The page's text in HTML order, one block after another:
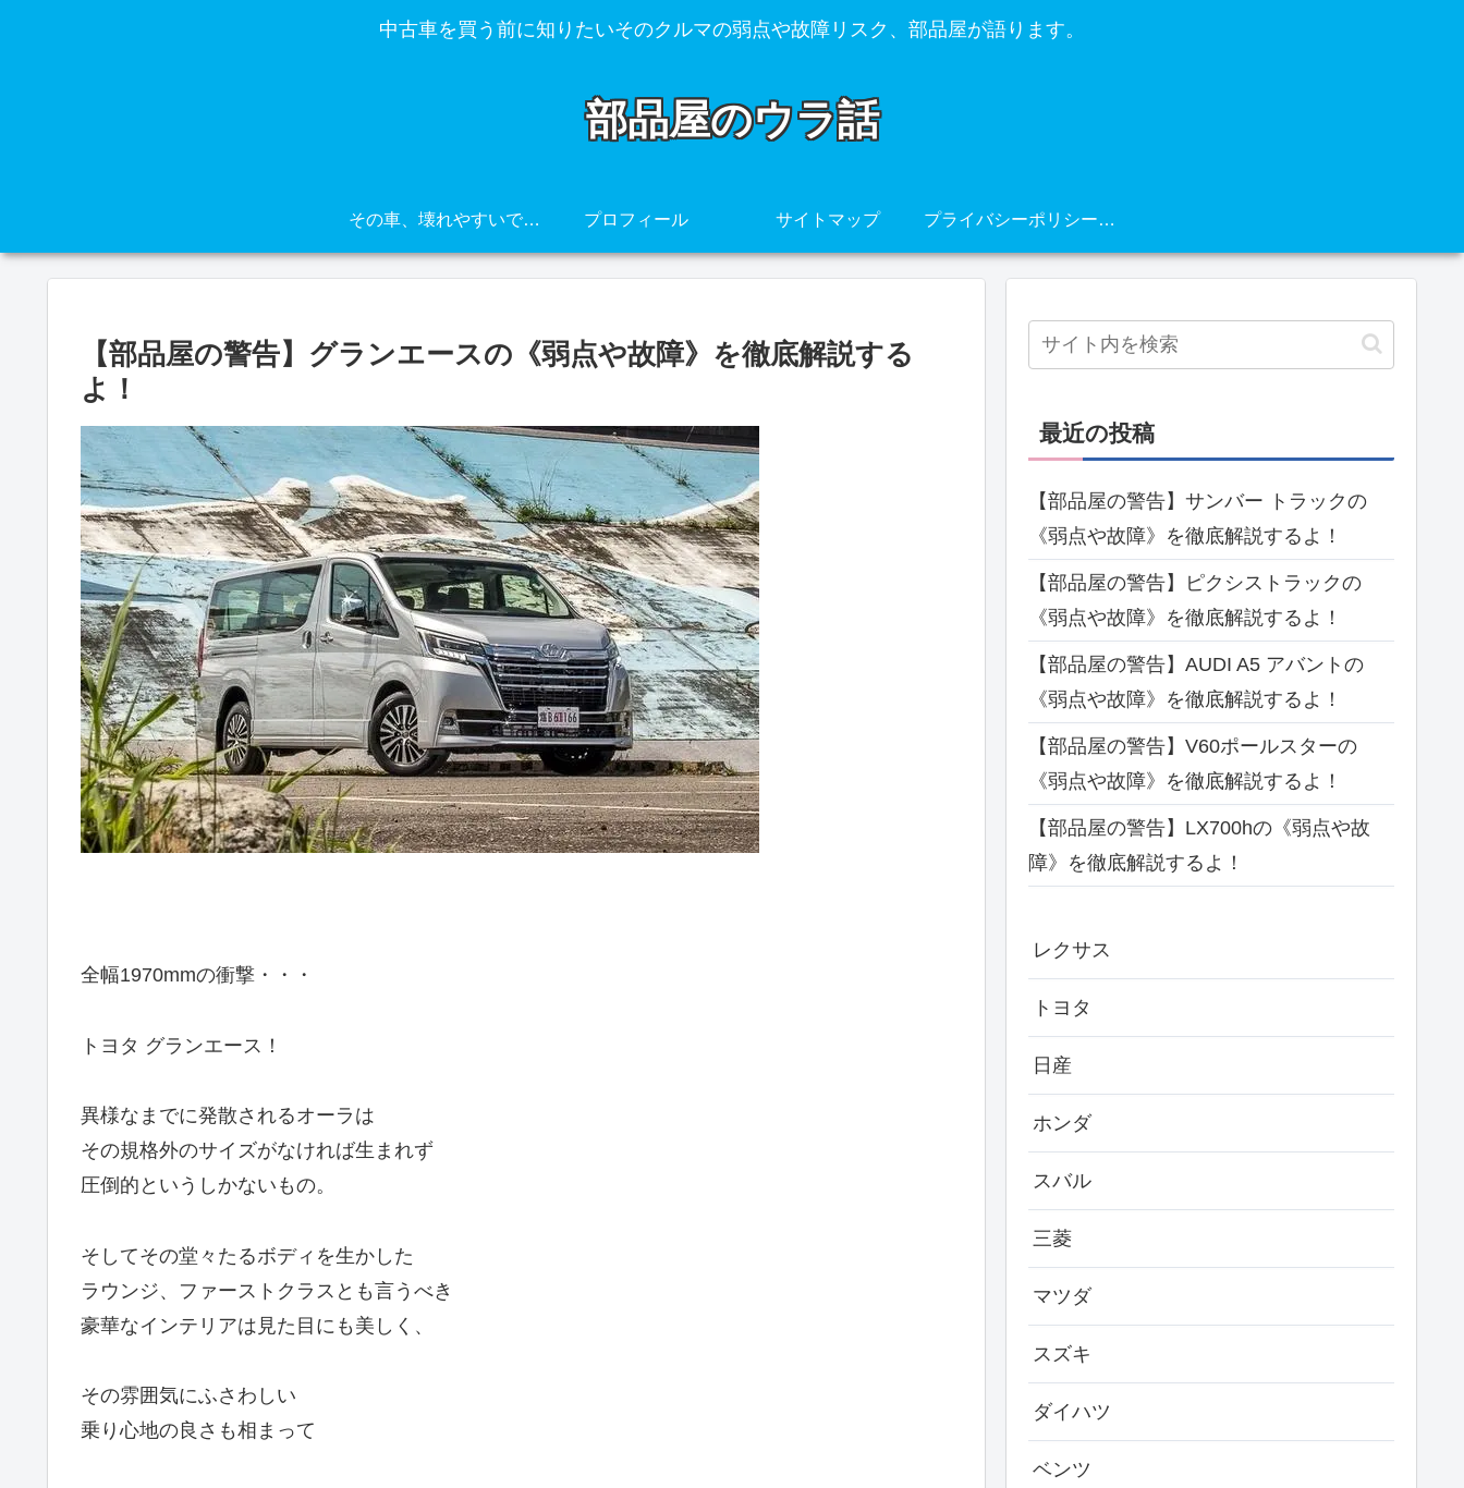
中古車を買う前に知りたいそのクルマの弱点や故障リスク、部品屋が語ります。
部品屋のウラ話
その車、壊れやすいですよ・・・ プロフィール サイトマップ プライバシーポリシー・免責事項
【部品屋の警告】グランエースの《弱点や故障》を徹底解説する
よ！
全幅1970mmの衝撃・・・
トヨタ グランエース！
異様なまでに発散されるオーラは
その規格外のサイズがなければ生まれず
圧倒的というしかないもの。
そしてその堂々たるボディを生かした
ラウンジ、ファーストクラスとも言うべき
豪華なインテリアは見た目にも美しく、
その雰囲気にふさわしい
乗り心地の良さも相まって
最近の投稿
【部品屋の警告】サンバー トラックの
《弱点や故障》を徹底解説するよ！
【部品屋の警告】ピクシストラックの
《弱点や故障》を徹底解説するよ！
【部品屋の警告】AUDI A5 アバントの
《弱点や故障》を徹底解説するよ！
【部品屋の警告】V60ポールスターの
《弱点や故障》を徹底解説するよ！
【部品屋の警告】LX700hの《弱点や故
障》を徹底解説するよ！
レクサス
トヨタ
日産
ホンダ
スバル
三菱
マツダ
スズキ
ダイハツ
ベンツ